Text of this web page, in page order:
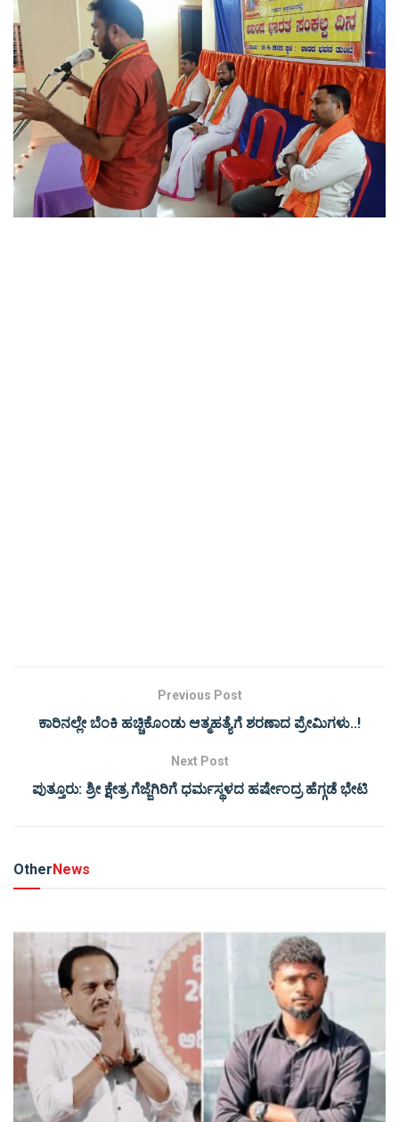
Previous Post
ಕಾರಿನಲ್ಲೇ ಬೆಂಕಿ ಹಚ್ಚಿಕೊಂಡು ಆತ್ಮಹತ್ಯೆಗೆ ಶರಣಾದ ಪ್ರೇಮಿಗಳು..!
Next Post
ಪುತ್ತೂರು: ಶ್ರೀ ಕ್ಷೇತ್ರ ಗೆಜ್ಜೆಗಿರಿಗೆ ಧರ್ಮಸ್ಥಳದ ಹರ್ಷೇಂದ್ರ ಹೆಗ್ಗಡೆ ಭೇಟಿ
Other News